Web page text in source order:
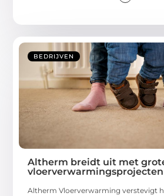
BEDRIJVEN
Altherm breidt uit met
Altherm Vloerverwarming verstevigt